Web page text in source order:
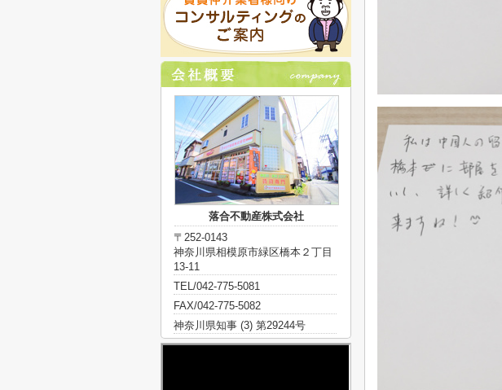
落合不動産株式会社
〒252-0143
神奈川県相模原市緑区橋本２丁目
13-11
TEL/042-775-5081
FAX/042-775-5082
神奈川県知事 (3) 第29244号